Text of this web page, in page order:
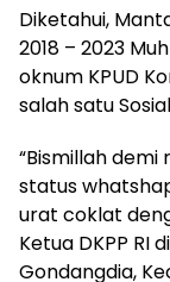
Diketahui,
2018 – 2023
oknum KPUD
salah satu
“Bismillah demi
status
urat coklat
Ketua DKPP RI
Gondangdia,